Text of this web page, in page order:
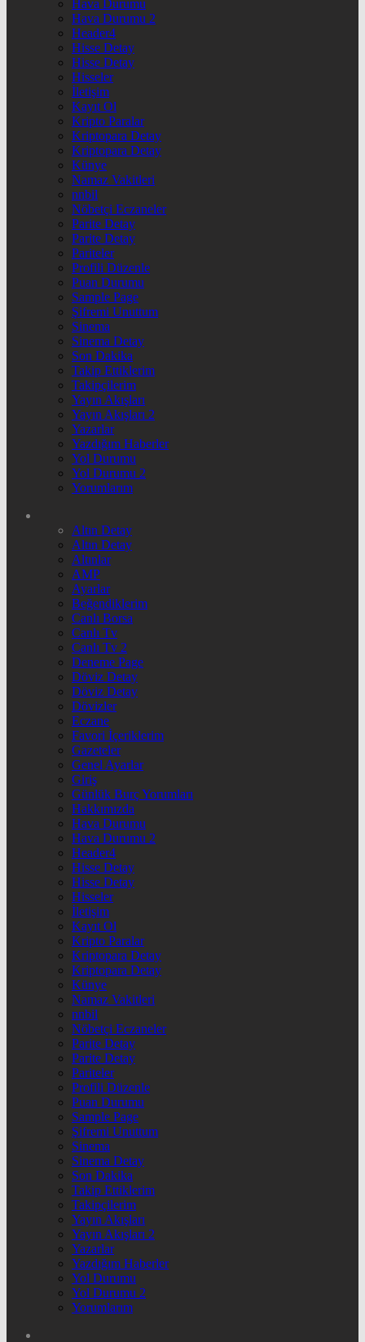
Hava Durumu
Hava Durumu 2
Header4
Hisse Detay
Hisse Detay
Hisseler
İletişim
Kayıt Ol
Kripto Paralar
Kriptopara Detay
Kriptopara Detay
Künye
Namaz Vakitleri
nnbil
Nöbetçi Eczaneler
Parite Detay
Parite Detay
Pariteler
Profili Düzenle
Puan Durumu
Sample Page
Şifremi Unuttum
Sinema
Sinema Detay
Son Dakika
Takip Ettiklerim
Takipçilerim
Yayın Akışları
Yayın Akışları 2
Yazarlar
Yazdığım Haberler
Yol Durumu
Yol Durumu 2
Yorumlarım
Altın Detay
Altın Detay
Altınlar
AMP
Ayarlar
Beğendiklerim
Canlı Borsa
Canlı Tv
Canlı Tv 2
Deneme Page
Döviz Detay
Döviz Detay
Dövizler
Eczane
Favori İçeriklerim
Gazeteler
Genel Ayarlar
Giriş
Günlük Burç Yorumları
Hakkımızda
Hava Durumu
Hava Durumu 2
Header4
Hisse Detay
Hisse Detay
Hisseler
İletişim
Kayıt Ol
Kripto Paralar
Kriptopara Detay
Kriptopara Detay
Künye
Namaz Vakitleri
nnbil
Nöbetçi Eczaneler
Parite Detay
Parite Detay
Pariteler
Profili Düzenle
Puan Durumu
Sample Page
Şifremi Unuttum
Sinema
Sinema Detay
Son Dakika
Takip Ettiklerim
Takipçilerim
Yayın Akışları
Yayın Akışları 2
Yazarlar
Yazdığım Haberler
Yol Durumu
Yol Durumu 2
Yorumlarım